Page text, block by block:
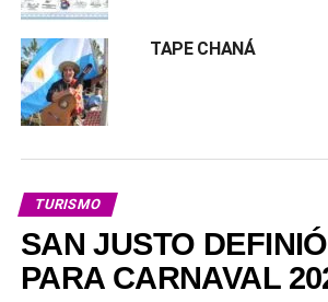
TAPE CHANÁ
TURISMO
SAN JUSTO
PARA CARNAVAL